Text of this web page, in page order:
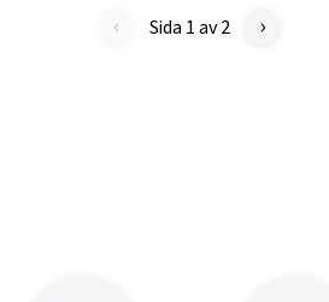
‹ Sida 1 av 2 ›